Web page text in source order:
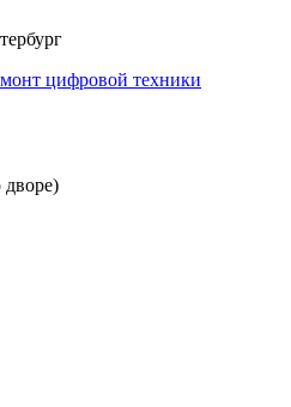
дворе)